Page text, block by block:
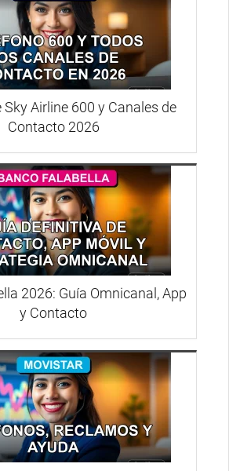
Sky Airline 600 y Canales de
Contacto 2026
2026: Guía Omnicanal, App
y Contacto